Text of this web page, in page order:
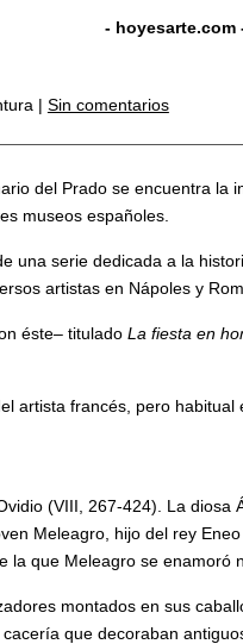
- hoyesarte.com
| Sin comentarios
del Prado se encuentra la
museos españoles.
una serie dedicada a la
artistas en Nápoles y
éste– titulado La fiesta en
artista francés, pero
(VIII, 267-424). La diosa
Meleagro, hijo del rey
que Meleagro se enamoró
montados en sus
que decoraban